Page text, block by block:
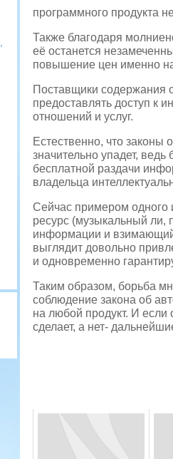
программного продукта
Также благодаря
её останется
повышение цен именно
Поставщики содержания
предоставлять доступ к
отношений и услуг.
Естественно, что законы
значительно упадет,
бесплатной раздачи
владельца
Сейчас примером одного
ресурс (музыкальный ли,
информации и взимающий
выглядит довольно
и одновременно
Таким образом, борьба
соблюдение закона об
на любой продукт. И если
сделает, а нет-